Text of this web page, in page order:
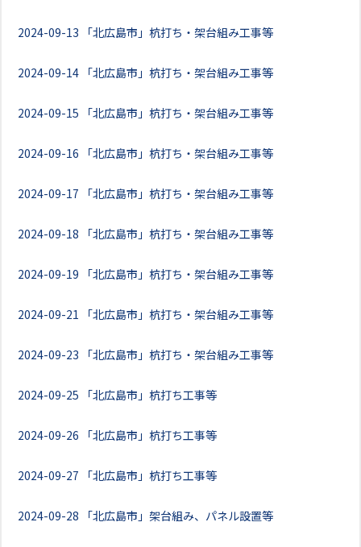
2024-09-13 「北広島市」杭打ち・架台組み工事等
2024-09-14 「北広島市」杭打ち・架台組み工事等
2024-09-15 「北広島市」杭打ち・架台組み工事等
2024-09-16 「北広島市」杭打ち・架台組み工事等
2024-09-17 「北広島市」杭打ち・架台組み工事等
2024-09-18 「北広島市」杭打ち・架台組み工事等
2024-09-19 「北広島市」杭打ち・架台組み工事等
2024-09-21 「北広島市」杭打ち・架台組み工事等
2024-09-23 「北広島市」杭打ち・架台組み工事等
2024-09-25 「北広島市」杭打ち工事等
2024-09-26 「北広島市」杭打ち工事等
2024-09-27 「北広島市」杭打ち工事等
2024-09-28 「北広島市」架台組み、パネル設置等